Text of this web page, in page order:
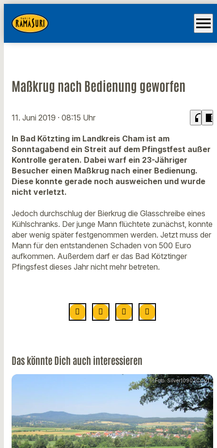
menu
Maßkrug nach Bedienung geworfen
11. Juni 2019 · 08:15 Uhr headphones chrome_reader_mode
In Bad Kötzting im Landkreis Cham ist am
Sonntagabend ein Streit auf dem Pfingstfest außer
Kontrolle geraten. Dabei warf ein 23-Jähriger
Besucher einen Maßkrug nach einer Bedienung.
Diese konnte gerade noch ausweichen und wurde
nicht verletzt.
Jedoch durchschlug der Bierkrug die Glasschreibe eines
Kühlschranks. Der junge Mann flüchtete zunächst, konnte
aber wenig später festgenommen werden. Jetzt muss der
Mann für den entstandenen Schaden von 500 Euro
aufkommen. Außerdem darf er das Bad Kötztinger
Pfingsfest dieses Jahr nicht mehr betreten.
Das könnte Dich auch interessieren
Foto: Silver1090 [CC0]